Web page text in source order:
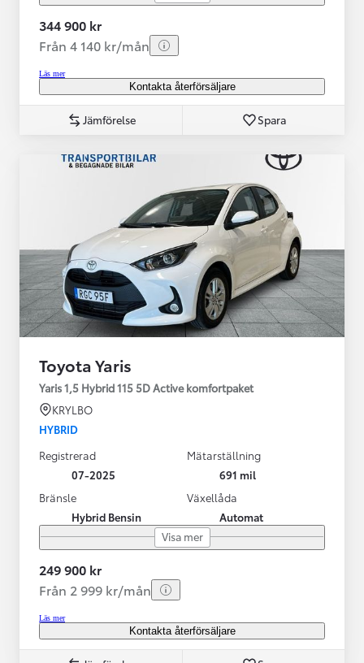
344 900 kr
Från 4 140 kr/mån
Läs mer
Kontakta återförsäljare
Jämförelse Spara
Toyota Yaris
Yaris 1,5 Hybrid 115 5D Active komfortpaket
KRYLBO
HYBRID
Registrerad
07-2025
Mätarställning
691 mil
Bränsle
Hybrid Bensin
Växellåda
Automat
Visa mer
249 900 kr
Från 2 999 kr/mån
Läs mer
Kontakta återförsäljare